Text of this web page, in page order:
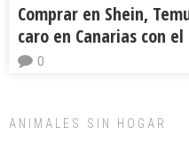
Comprar en Shein,
caro en Canarias con
0
ANIMALES SIN HOGAR